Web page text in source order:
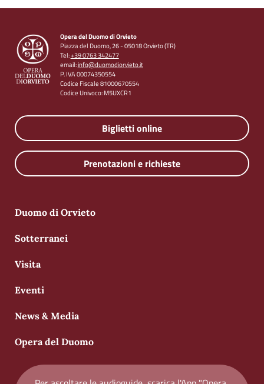
Opera del Duomo di Orvieto
Piazza del Duomo, 26 - 05018 Orvieto (TR)
Tel:+39 0763 342477
email:info@duomodiorvieto.it
P. IVA 00074350554
Codice Fiscale 81000670554
Codice Univoco: M5UXCR1
Biglietti online
Prenotazioni e richieste
Duomo di Orvieto
Sotterranei
Visita
Eventi
News & Media
Opera del Duomo